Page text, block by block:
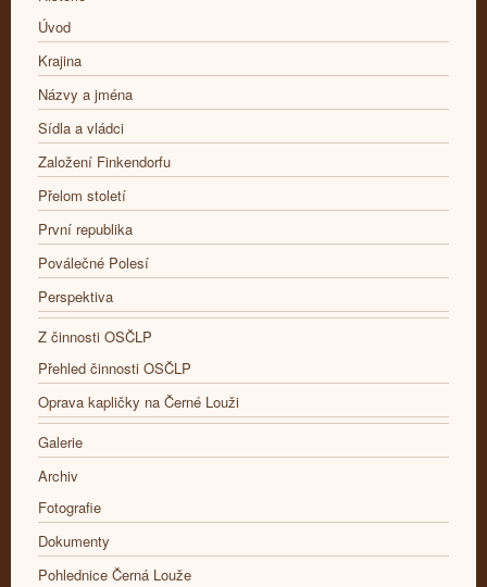
Úvod
Krajina
Názvy a jména
Sídla a vládci
Založení Finkendorfu
Přelom století
První republika
Poválečné Polesí
Perspektiva
Z činnosti OSČLP
Přehled činnosti OSČLP
Oprava kapličky na Černé Louži
Galerie
Archiv
Fotografie
Dokumenty
Pohlednice Černá Louže